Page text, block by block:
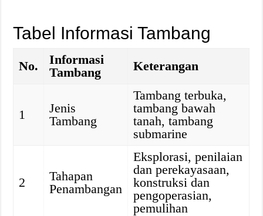
Tabel Informasi Tambang
No.
Informasi
Tambang
Keterangan
1
Jenis
Tambang
Tambang terbuka,
tambang bawah
tanah, tambang
submarine
2
Tahapan
Penambangan
Eksplorasi, penilaian
dan perekayasaan,
konstruksi dan
pengoperasian,
pemulihan